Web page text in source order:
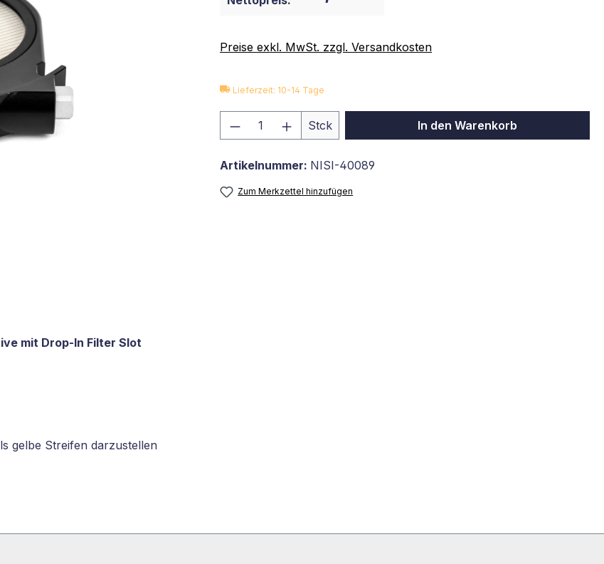
Preise exkl. MwSt. zzgl. Versandkosten
Lieferzeit: 10-14 Tage
Produkt Anzahl: Gib den gewünschten Wert
Stck In den Warenkorb
Artikelnummer: NISI-40089
Zum Merkzettel hinzufügen
mit Drop-In Filter Slot
gelbe Streifen darzustellen